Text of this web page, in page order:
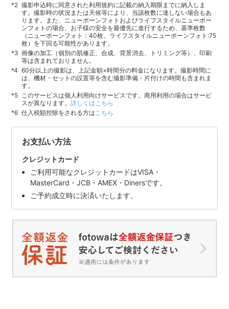
撮影申込時に同意された利用規約に記載の納入期限までに納入しま
す。撮影時の状況または天候等により、当該枚数に達しない場合もあ
ります。また、ニューボーンフォトおよびライフスタイルニューボー
ンフォトの場合、お子様の安全を最優先に進行するため、基準枚数
（ニューボーンフォト：40枚、ライフスタイルニューボーンフォト:75
枚）を下回る可能性があります。
画像の加工（個別の肌修正、合成、背景消去、トリミング等）、印刷
等は含まれておりません。
60分以上の撮影は、上記金額×時間分の料金になります。撮影時間に
は、機材・セットの設置等を含む撮影準備・片付けの時間も含まれま
す。
このサービスは個人利用向けサービスです。商用利用の場合はサービ
スが異なります。詳しくはこちら
仕入税額控除をされる方は こちら
お支払い方法
クレジットカード
ご利用可能なクレジットカードはVISA・
MasterCard・JCB・AMEX・Dinersです。
ご予約成立時に決済いたします。